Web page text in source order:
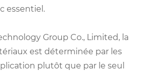
essentiel.
Group Co., Limited, la
est déterminée par les
plutôt que par le seul